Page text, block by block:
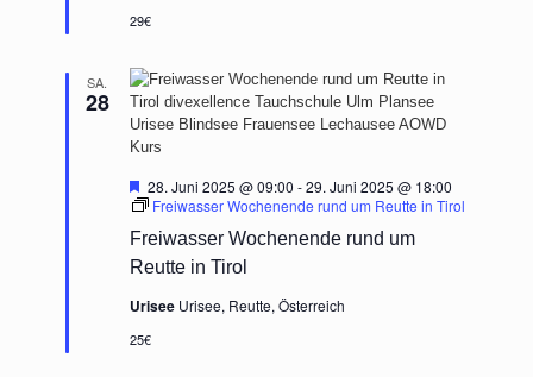
29€
SA.
28
Freiwasser Wochenende rund um
Reutte in Tirol
Hervorgehoben
28. Juni 2025 @ 09:00 -29. Juni 2025 @ 18:00
Freiwasser Wochenende rund um Reutte in Tirol
Urisee Urisee, Reutte, Österreich
25€